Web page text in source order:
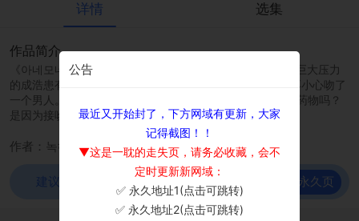
详情 选集
作品简介
《아네모네 극장》\r\n平台：Lezhin\r\n因父亲保守而承受巨大压力
的成浩患有慢性头痛。为了摆脱头痛，他吃了整颗药丸，不小心吻了
一个男人。而且我觉得那种剧烈的头痛正在消失……是因为药物吗？
是因为接吻吗？
作者：녹해&조이
建议使用谷歌浏览器观看！ 前往永久页
公告
最近又开始封了，下方网域有更新，大家
记得截图！！
▼这是一耽的走失页，请务必收藏，会不
定时更新新网域：
✅ 永久地址1(点击可跳转)
✅ 永久地址2(点击可跳转)